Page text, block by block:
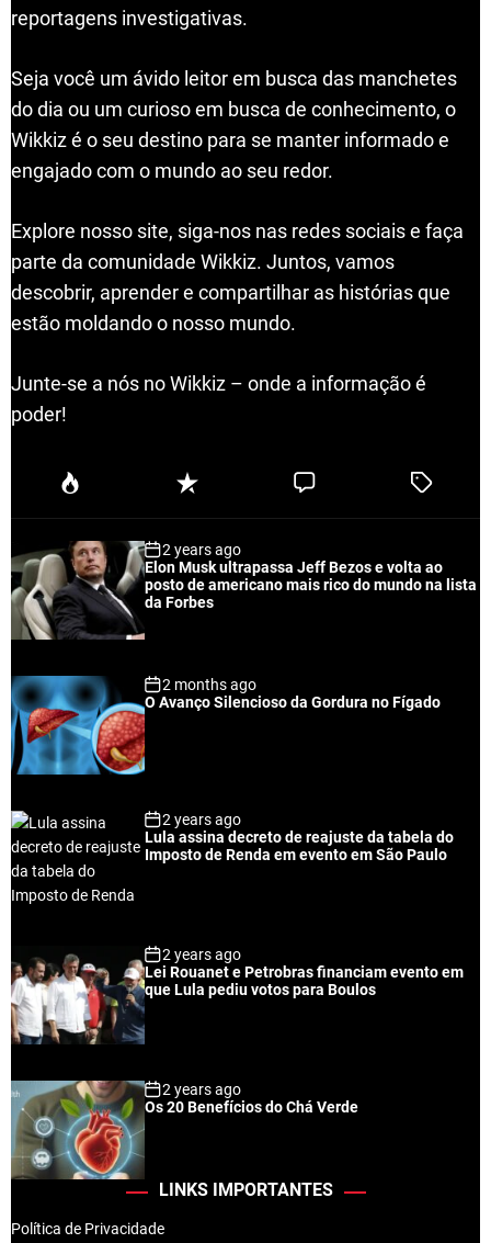
reportagens investigativas.
Seja você um ávido leitor em busca das manchetes
do dia ou um curioso em busca de conhecimento, o
Wikkiz é o seu destino para se manter informado e
engajado com o mundo ao seu redor.
Explore nosso site, siga-nos nas redes sociais e faça
parte da comunidade Wikkiz. Juntos, vamos
descobrir, aprender e compartilhar as histórias que
estão moldando o nosso mundo.
Junte-se a nós no Wikkiz – onde a informação é
poder!
P
u
a
r
R
e
n
t
C
e
T
e
2 years ago
Elon Musk ultrapassa Jeff Bezos e volta ao
posto de americano mais rico do mundo na lista
da Forbes
2 months ago
O Avanço Silencioso da Gordura no Fígado
2 years ago
Lula assina decreto de reajuste da tabela do
Imposto de Renda em evento em São Paulo
2 years ago
Lei Rouanet e Petrobras financiam evento em
que Lula pediu votos para Boulos
2 years ago
Os 20 Benefícios do Chá Verde
LINKS IMPORTANTES
Política de Privacidade